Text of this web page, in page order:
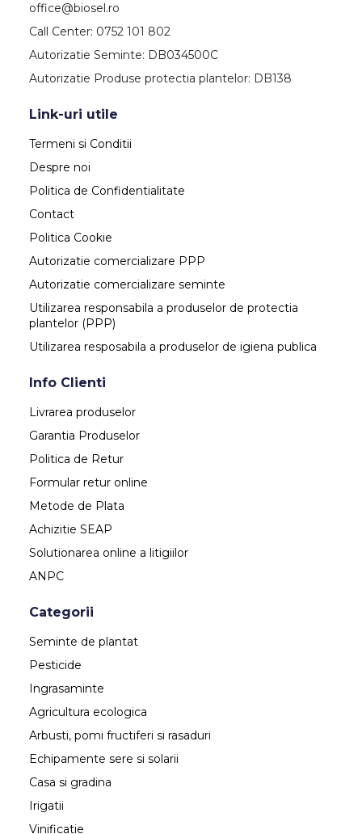
office@biosel.ro
Call Center: 0752 101 802
Autorizatie Seminte: DB034500C
Autorizatie Produse protectia plantelor: DB138
Link-uri utile
Termeni si Conditii
Despre noi
Politica de Confidentialitate
Contact
Politica Cookie
Autorizatie comercializare PPP
Autorizatie comercializare seminte
Utilizarea responsabila a produselor de protectia
plantelor (PPP)
Utilizarea resposabila a produselor de igiena publica
Info Clienti
Livrarea produselor
Garantia Produselor
Politica de Retur
Formular retur online
Metode de Plata
Achizitie SEAP
Solutionarea online a litigiilor
ANPC
Categorii
Seminte de plantat
Pesticide
Ingrasaminte
Agricultura ecologica
Arbusti, pomi fructiferi si rasaduri
Echipamente sere si solarii
Casa si gradina
Irigatii
Vinificatie